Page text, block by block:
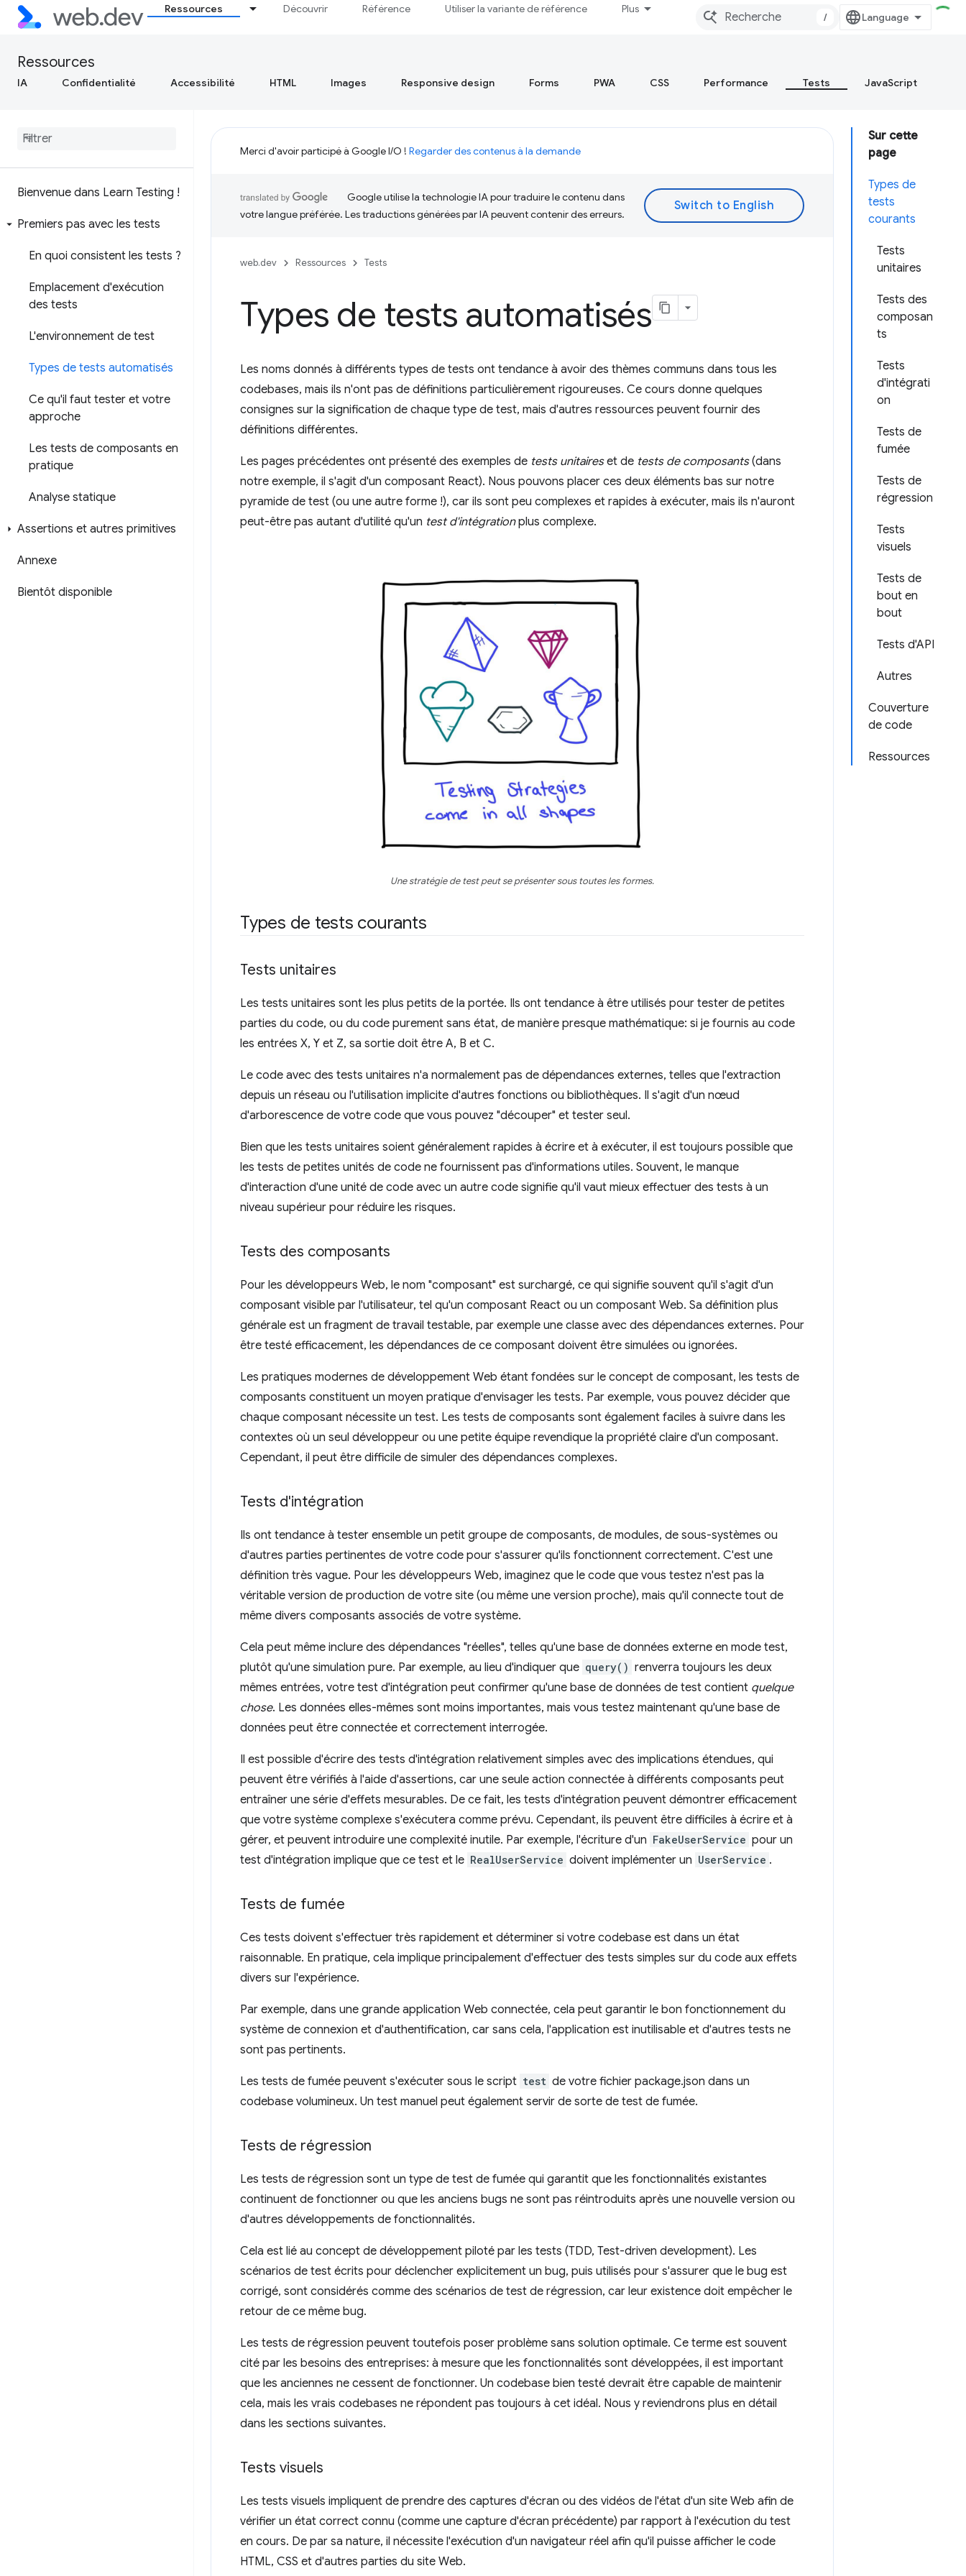
Ressources Découvrir Référence Utiliser la variante de référence Plus
/
Ressources
IA Confidentialité Accessibilité HTML Images Responsive design Forms PWA CSS Performance Tests JavaScript
Bienvenue dans Learn Testing !
Premiers pas avec les tests
En quoi consistent les tests ?
Emplacement d'exécution
des tests
L'environnement de test
Types de tests automatisés
Ce qu'il faut tester et votre
approche
Les tests de composants en
pratique
Analyse statique
Assertions et autres primitives
Annexe
Bientôt disponible
Sur cette
page
Types de
tests
courants
Tests
unitaires
Tests des
composan
ts
Tests
d'intégrati
on
Tests de
fumée
Tests de
régression
Tests
visuels
Tests de
bout en
bout
Tests d'API
Autres
Couverture
de code
Ressources
Merci d'avoir participé à Google I/O ! Regarder des contenus à la demande
Google utilise la technologie IA pour traduire le contenu dans
votre langue préférée. Les traductions générées par IA peuvent contenir des erreurs.
web.dev Ressources Tests
Types de tests automatisés
Les noms donnés à différents types de tests ont tendance à avoir des thèmes communs dans tous les
codebases, mais ils n'ont pas de définitions particulièrement rigoureuses. Ce cours donne quelques
consignes sur la signification de chaque type de test, mais d'autres ressources peuvent fournir des
définitions différentes.
Les pages précédentes ont présenté des exemples de tests unitaireset de tests de composants(dans
notre exemple, il s'agit d'un composant React). Nous pouvons placer ces deux éléments bas sur notre
pyramide de test (ou une autre forme !), car ils sont peu complexes et rapides à exécuter, mais ils n'auront
peut-être pas autant d'utilité qu'un test d'intégrationplus complexe.
Une stratégie de test peut se présenter sous toutes les formes.
Types de tests courants
Tests unitaires
Les tests unitaires sont les plus petits de la portée. Ils ont tendance à être utilisés pour tester de petites
parties du code, ou du code purement sans état, de manière presque mathématique: si je fournis au code
les entrées X, Y et Z, sa sortie doit être A, B et C.
Le code avec des tests unitaires n'a normalement pas de dépendances externes, telles que l'extraction
depuis un réseau ou l'utilisation implicite d'autres fonctions ou bibliothèques. Il s'agit d'un nœud
d'arborescence de votre code que vous pouvez "découper" et tester seul.
Bien que les tests unitaires soient généralement rapides à écrire et à exécuter, il est toujours possible que
les tests de petites unités de code ne fournissent pas d'informations utiles. Souvent, le manque
d'interaction d'une unité de code avec un autre code signifie qu'il vaut mieux effectuer des tests à un
niveau supérieur pour réduire les risques.
Tests des composants
Pour les développeurs Web, le nom "composant" est surchargé, ce qui signifie souvent qu'il s'agit d'un
composant visible par l'utilisateur, tel qu'un composant React ou un composant Web. Sa définition plus
générale est un fragment de travail testable, par exemple une classe avec des dépendances externes. Pour
être testé efficacement, les dépendances de ce composant doivent être simulées ou ignorées.
Les pratiques modernes de développement Web étant fondées sur le concept de composant, les tests de
composants constituent un moyen pratique d'envisager les tests. Par exemple, vous pouvez décider que
chaque composant nécessite un test. Les tests de composants sont également faciles à suivre dans les
contextes où un seul développeur ou une petite équipe revendique la propriété claire d'un composant.
Cependant, il peut être difficile de simuler des dépendances complexes.
Tests d'intégration
Ils ont tendance à tester ensemble un petit groupe de composants, de modules, de sous-systèmes ou
d'autres parties pertinentes de votre code pour s'assurer qu'ils fonctionnent correctement. C'est une
définition très vague. Pour les développeurs Web, imaginez que le code que vous testez n'est pas la
véritable version de production de votre site (ou même une version proche), mais qu'il connecte tout de
même divers composants associés de votre système.
Cela peut même inclure des dépendances "réelles", telles qu'une base de données externe en mode test,
plutôt qu'une simulation pure. Par exemple, au lieu d'indiquer que query() renverra toujours les deux
mêmes entrées, votre test d'intégration peut confirmer qu'une base de données de test contient quelque
chose. Les données elles-mêmes sont moins importantes, mais vous testez maintenant qu'une base de
données peut être connectée et correctement interrogée.
Il est possible d'écrire des tests d'intégration relativement simples avec des implications étendues, qui
peuvent être vérifiés à l'aide d'assertions, car une seule action connectée à différents composants peut
entraîner une série d'effets mesurables. De ce fait, les tests d'intégration peuvent démontrer efficacement
que votre système complexe s'exécutera comme prévu. Cependant, ils peuvent être difficiles à écrire et à
gérer, et peuvent introduire une complexité inutile. Par exemple, l'écriture d'un FakeUserService pour un
test d'intégration implique que ce test et le RealUserService doivent implémenter un UserService .
Tests de fumée
Ces tests doivent s'effectuer très rapidement et déterminer si votre codebase est dans un état
raisonnable. En pratique, cela implique principalement d'effectuer des tests simples sur du code aux effets
divers sur l'expérience.
Par exemple, dans une grande application Web connectée, cela peut garantir le bon fonctionnement du
système de connexion et d'authentification, car sans cela, l'application est inutilisable et d'autres tests ne
sont pas pertinents.
Les tests de fumée peuvent s'exécuter sous le script test de votre fichier package.json dans un
codebase volumineux. Un test manuel peut également servir de sorte de test de fumée.
Tests de régression
Les tests de régression sont un type de test de fumée qui garantit que les fonctionnalités existantes
continuent de fonctionner ou que les anciens bugs ne sont pas réintroduits après une nouvelle version ou
d'autres développements de fonctionnalités.
Cela est lié au concept de développement piloté par les tests (TDD, Test-driven development). Les
scénarios de test écrits pour déclencher explicitement un bug, puis utilisés pour s'assurer que le bug est
corrigé, sont considérés comme des scénarios de test de régression, car leur existence doit empêcher le
retour de ce même bug.
Les tests de régression peuvent toutefois poser problème sans solution optimale. Ce terme est souvent
cité par les besoins des entreprises: à mesure que les fonctionnalités sont développées, il est important
que les anciennes ne cessent de fonctionner. Un codebase bien testé devrait être capable de maintenir
cela, mais les vrais codebases ne répondent pas toujours à cet idéal. Nous y reviendrons plus en détail
dans les sections suivantes.
Tests visuels
Les tests visuels impliquent de prendre des captures d'écran ou des vidéos de l'état d'un site Web afin de
vérifier un état correct connu (comme une capture d'écran précédente) par rapport à l'exécution du test
en cours. De par sa nature, il nécessite l'exécution d'un navigateur réel afin qu'il puisse afficher le code
HTML, CSS et d'autres parties du site Web.